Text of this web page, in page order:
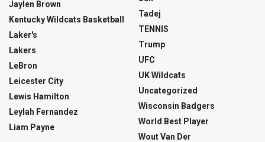
Jaylen Brown
Kentucky Wildcats Basketball
Laker's
Lakers
LeBron
Leicester City
Lewis Hamilton
Leylah Fernandez
Liam Payne
Tadej
TENNIS
Trump
UFC
UK Wildcats
Uncategorized
Wisconsin Badgers
World Best Player
Wout Van Der